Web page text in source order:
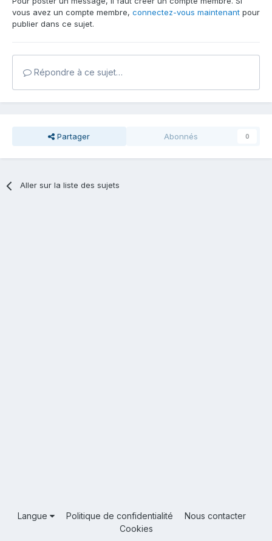
vous avez un compte membre, connectez-vous maintenant pour
publier dans ce sujet.
Répondre à ce sujet…
Partager Abonnés 0
Aller sur la liste des sujets
Langue Politique de confidentialité
Nous contacter
Cookies